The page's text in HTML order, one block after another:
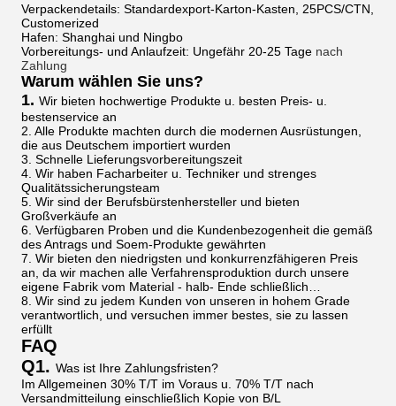
Verpackendetails: Standardexport-Karton-Kasten, 25PCS/CTN,
Customerized
Hafen: Shanghai und Ningbo
Vorbereitungs- und Anlaufzeit: Ungefähr 20-25 Tage nach
Zahlung
Warum wählen Sie uns?
1. Wir bieten hochwertige Produkte u. besten Preis- u.
bestenservice an
2. Alle Produkte machten durch die modernen Ausrüstungen,
die aus Deutschem importiert wurden
3. Schnelle Lieferungsvorbereitungszeit
4. Wir haben Facharbeiter u. Techniker und strenges
Qualitätssicherungsteam
5. Wir sind der Berufsbürstenhersteller und bieten
Großverkäufe an
6. Verfügbaren Proben und die Kundenbezogenheit die gemäß
des Antrags und Soem-Produkte gewährten
7. Wir bieten den niedrigsten und konkurrenzfähigeren Preis
an, da wir machen alle Verfahrensproduktion durch unsere
eigene Fabrik vom Material - halb- Ende schließlich…
8. Wir sind zu jedem Kunden von unseren in hohem Grade
verantwortlich, und versuchen immer bestes, sie zu lassen
erfüllt
FAQ
Q1. Was ist Ihre Zahlungsfristen?
Im Allgemeinen 30% T/T im Voraus u. 70% T/T nach
Versandmitteilung einschließlich Kopie von B/L